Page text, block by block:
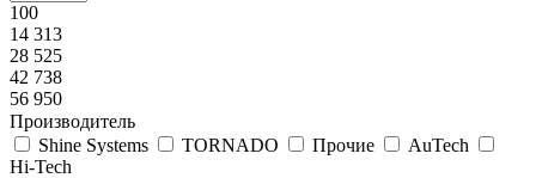
100
14 313
28 525
42 738
56 950
Производитель
Shine Systems
TORNADO Прочие
AuTech
Hi-Tech